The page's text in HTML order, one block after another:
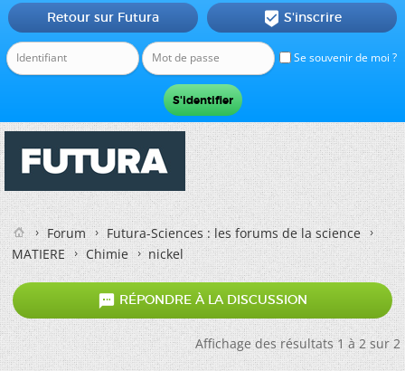
Se souvenir de moi ?
Retour sur Futura  S'inscrire
Forum
Futura-Sciences : les forums de la science
MATIERE
Chimie nickel
 RÉPONDRE À LA DISCUSSION
Affichage des résultats 1 à 2 sur 2